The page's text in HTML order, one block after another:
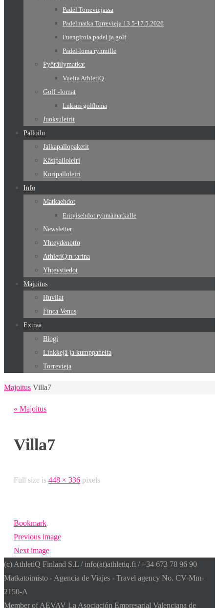
Padel Torreviejassa
Padelmatka Torrevieja 13.5-17.5.2026
Fuengirola padel ja golf
Padel-loma ryhmille
Pyöräilymatkat
Vuelta AthletiQ
Golf -lomat
Luksus golfloma
Juoksuleirit
Palloilu
Jalkapallopaketit
Käsipalloleiri
Koripalloleiri
Info
Matkaehdot
Erityisehdot ryhmämatkalle
Newsletter
Yhteydenotto
AthletiQ:n tarina
Yhteystiedot
Majoitus
Huvilat
Finca Venus
Extraa
Blogi
Linkkejä ja kumppaneita
Torrevieja
Home
Majoitus Villa7
« Majoitus
Villa7
Full size is 448 × 336 pixels
Bookmark.
Previous image
Next image
(c) AthletiQ Finland S.L / info(at)athletiq.fi / +34 673 78 96 90
Matkatoimisto - Agencia de Viajes - Travel agency No. CV-Mm-
2150-A
Member of AEVAV La Asociación Empresarial Valenciana de